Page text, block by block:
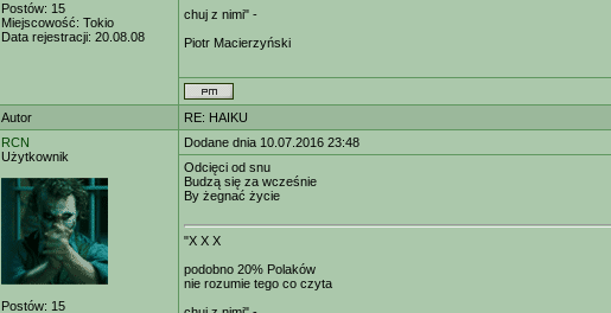
Postów: 15
Miejscowość: Tokio
Data rejestracji: 20.08.08
chuj z nimi" -
Piotr Macierzyński
Autor
RE: HAIKU
RCN
Użytkownik
Postów: 15
Dodane dnia 10.07.2016 23:48
Odcięci od snu
Budzą się za wcześnie
By żegnać życie
"X X X
podobno 20% Polaków
nie rozumie tego co czyta